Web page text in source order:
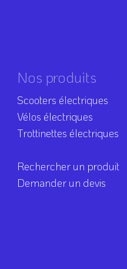
Nos produits
Scooters électriques
Vélos électriques
Trottinettes électriques
Rechercher un produit
Demander un devis